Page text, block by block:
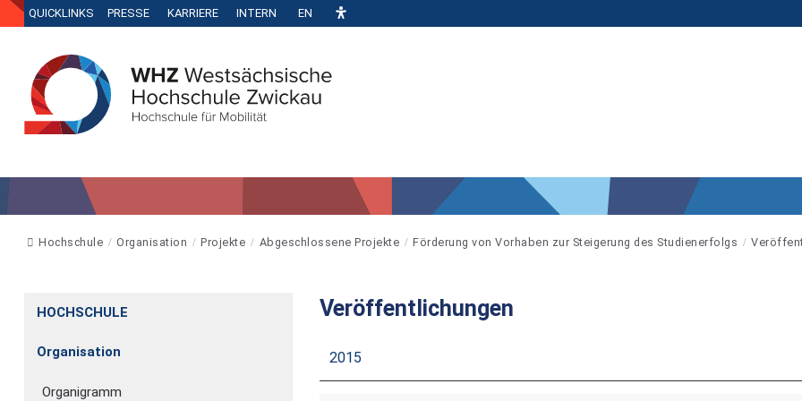
QUICKLINKS PRESSE KARRIERE INTERN EN
Hochschule Organisation Projekte Abgeschlossene Projekte Förderung von Vorhaben zur Steigerung des Studienerfolgs
HOCHSCHULE
Organisation
Organigramm
Veröffentlichungen
2015